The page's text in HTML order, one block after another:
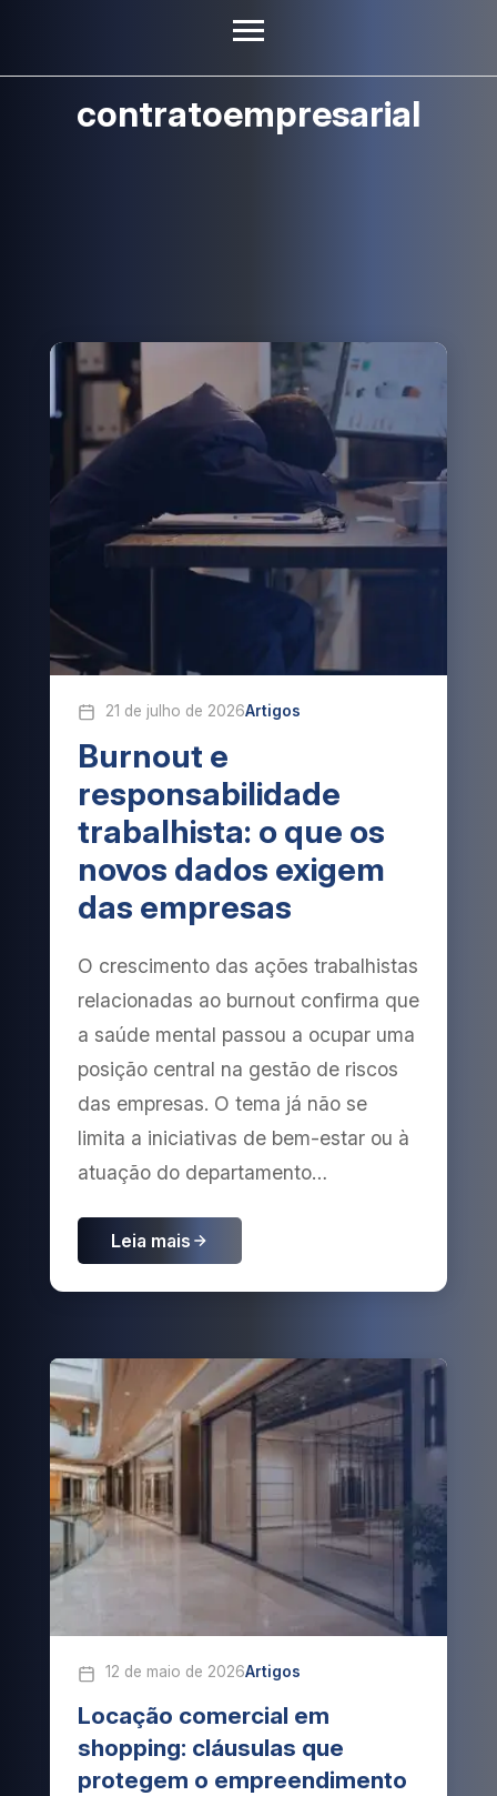
contratoempresarial
21 de julho de 2026Artigos
Burnout e
responsabilidade
trabalhista: o que os
novos dados exigem
das empresas
O crescimento das ações trabalhistas
relacionadas ao burnout confirma que
a saúde mental passou a ocupar uma
posição central na gestão de riscos
das empresas. O tema já não se
limita a iniciativas de bem-estar ou à
atuação do departamento…
Leia mais
12 de maio de 2026Artigos
Locação comercial em
shopping: cláusulas que
protegem o empreendimento